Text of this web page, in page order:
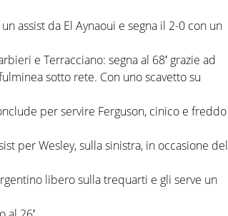
assist da El Aynaoui e segna il 2-0 con un
e Terracciano: segna al 68′ grazie ad
sotto rete. Con uno scavetto su
per servire Ferguson, cinico e freddo
per Wesley, sulla sinistra, in occasione del
libero sulla trequarti e gli serve un